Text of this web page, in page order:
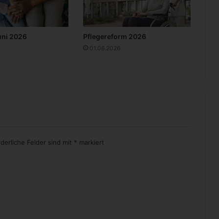
i
m
2026 Pflegereform 2026
01.06.2026
Felder sind mit * markiert